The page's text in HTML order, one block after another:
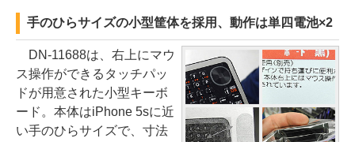
手のひらサイズの小型筐体を採用、動作は単四電池×2
DN-11688は、右上にマウ
ス操作ができるタッチパッ
ドが用意された小型キーボ
ード。本体はiPhone 5sに近
い手のひらサイズで、寸法